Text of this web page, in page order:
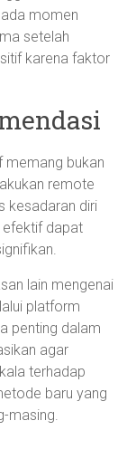
momen
setelah
karena faktor
memang bukan
remote
kesadaran diri
efektif dapat
lain mengenai
platform
penting dalam
agar
terhadap
baru yang
masing.